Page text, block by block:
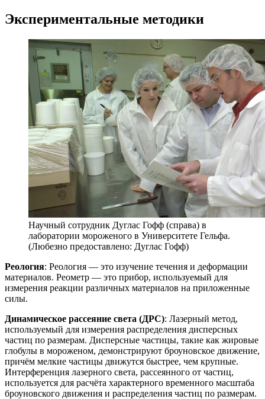
Экспериментальные методики
Научный сотрудник Дуглас Гофф (справа) в
лаборатории мороженого в Университете Гельфа.
(Любезно предоставлено: Дуглас Гофф)
Реология: Реология — это изучение течения и деформации
материалов. Реометр — это прибор, используемый для
измерения реакции различных материалов на приложенные
силы.
Динамическое рассеяние света (ДРС): Лазерный метод,
используемый для измерения распределения дисперсных
частиц по размерам. Дисперсные частицы, такие как жировые
глобулы в мороженом, демонстрируют броуновское движение,
причём мелкие частицы движутся быстрее, чем крупные.
Интерференция лазерного света, рассеянного от частиц,
используется для расчёта характерного временного масштаба
броуновского движения и распределения частиц по размерам.